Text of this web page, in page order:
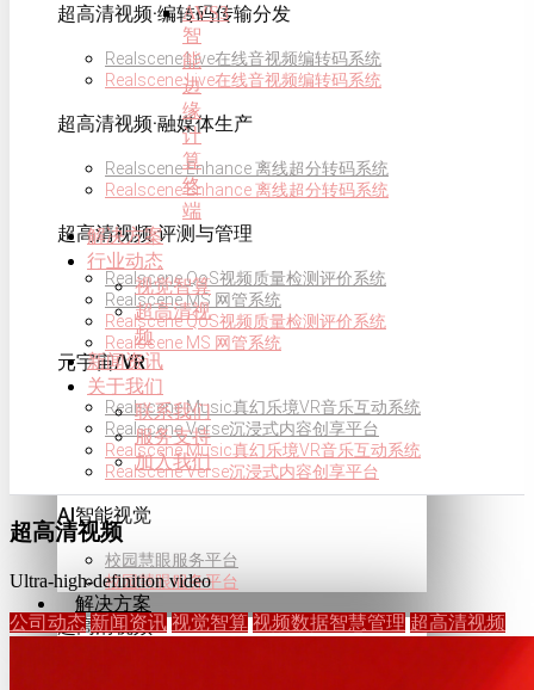
超高清视频·编转码传输分发
Realscene Live在线音视频编转码系统
Realscene Live在线音视频编转码系统
超高清视频·融媒体生产
Realscene Enhance 离线超分转码系统
Realscene Enhance 离线超分转码系统
超高清视频·评测与管理
Realscene QoS视频质量检测评价系统
Realscene MS 网管系统
Realscene QoS视频质量检测评价系统
Realscene MS 网管系统
元宇宙/VR
Realscene Music真幻乐境VR音乐互动系统
Realscene Verse沉浸式内容创享平台
Realscene Music真幻乐境VR音乐互动系统
Realscene Verse沉浸式内容创享平台
AI智能视觉
校园慧眼服务平台
校园慧眼服务平台
解决方案
超高清视频
AVS3
智
能
边
缘
计
算
终
端
解决方案
行业动态
视觉智算
超高清视
频
新闻资讯
关于我们
联系我们
服务支持
加入我们
超高清视频
Ultra-high-definition video
公司动态 新闻资讯 视觉智算 视频数据智慧管理 超高清视频